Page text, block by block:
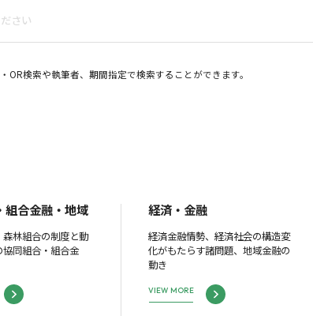
OR検索や執筆者、期間指定で検索することができます。
組合金融・地域
森林組合の制度と動
協同組合・組合金
経済・金融
経済金融情勢、経済社会の構造変
化がもたらす諸問題、地域金融の
動き
VIEW MORE